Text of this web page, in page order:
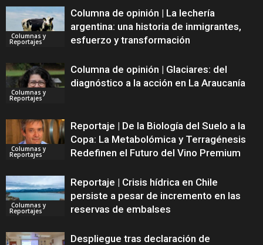
Columnas y
Reportajes
Columna de opinión | La lechería
argentina: una historia de inmigrantes,
esfuerzo y transformación
Columnas y
Reportajes
Columna de opinión | Glaciares: del
diagnóstico a la acción en La Araucanía
Columnas y
Reportajes
Reportaje | De la Biología del Suelo a la
Copa: La Metabolómica y Terragénesis
Redefinen el Futuro del Vino Premium
Columnas y
Reportajes
Reportaje | Crisis hídrica en Chile
persiste a pesar de incremento en las
reservas de embalses
Despliegue tras declaración de